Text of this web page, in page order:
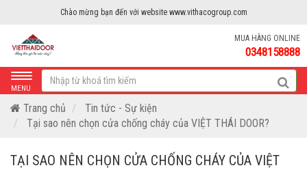
Chào mừng bạn đến với website www.vithacogroup.com
MUA HÀNG ONLINE
0348158888
MENU
Trang chủ
Tin tức - Sự kiện
Tại sao nên chọn cửa chống cháy của VIỆT THÁI DOOR?
TẠI SAO NÊN CHỌN CỬA CHỐNG CHÁY CỦA VIỆT